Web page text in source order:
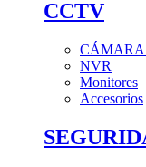
CCTV
NVR
Monitores
Accesorios